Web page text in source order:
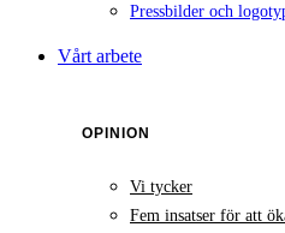
Pressbilder och
Vårt arbete
OPINION
Vi tycker
Fem insatser för att